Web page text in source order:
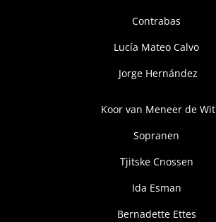
Contrabas
Lucía Mateo Calvo
Jorge Hernández
Koor van Meneer de Wit
Sopranen
Tjitske Cnossen
Ida Esman
Bernadette Ettes